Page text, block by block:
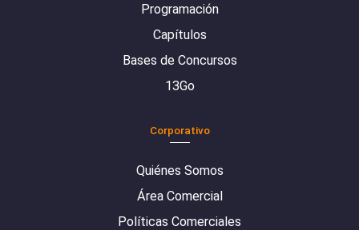
Programación
Capítulos
Bases de Concursos
13Go
Corporativo
Quiénes Somos
Área Comercial
Políticas Comerciales